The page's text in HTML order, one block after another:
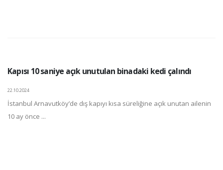
Kapısı 10 saniye açık unutulan binadaki kedi çalındı
22.10.2024
İstanbul Arnavutköy’de dış kapıyı kısa süreliğine açık unutan ailenin
10 ay önce ...